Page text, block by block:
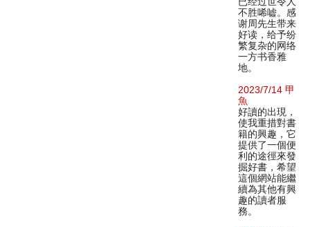
不胜唏嘘。感
谢周先生带来
好读，给予纷
繁复杂的网络
一方书香雅
地。
2023/7/14 甲
魚
好讀的出現，
使我重措對書
籍的興趣，它
提供了一個便
利的途徑來發
掘好書，希望
這個網站能繼
續為其他有興
趣的讀者服
務。